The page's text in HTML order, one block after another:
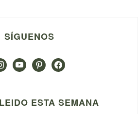
SÍGUENOS
youtubepinterestfacebook
ESTA SEMANA